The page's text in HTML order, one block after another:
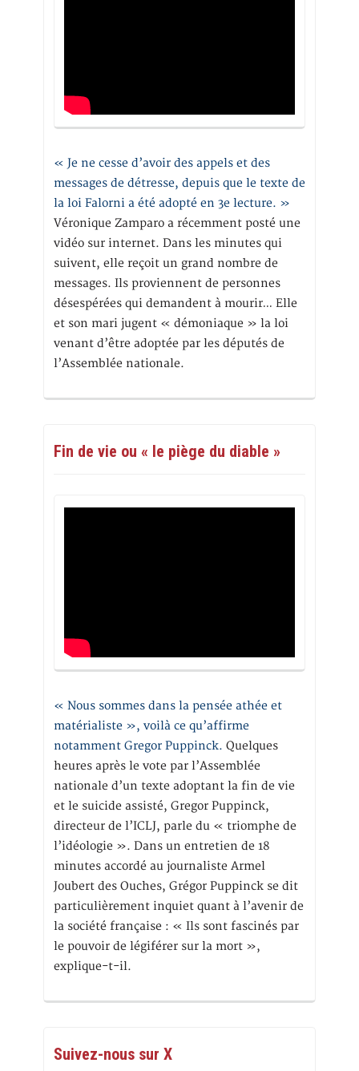
« Je ne cesse d’avoir des appels et des
messages de détresse, depuis que le texte de
la loi Falorni a été adopté en 3e lecture. »
Véronique Zamparo a récemment posté une
vidéo sur internet. Dans les minutes qui
suivent, elle reçoit un grand nombre de
messages. Ils proviennent de personnes
désespérées qui demandent à mourir… Elle
et son mari jugent « démoniaque » la loi
venant d’être adoptée par les députés de
l’Assemblée nationale.
Fin de vie ou « le piège du diable »
« Nous sommes dans la pensée athée et
matérialiste », voilà ce qu’affirme
notamment Gregor Puppinck. Quelques
heures après le vote par l’Assemblée
nationale d’un texte adoptant la fin de vie
et le suicide assisté, Gregor Puppinck,
directeur de l’ICLJ, parle du « triomphe de
l’idéologie ». Dans un entretien de 18
minutes accordé au journaliste Armel
Joubert des Ouches, Grégor Puppinck se dit
particulièrement inquiet quant à l’avenir de
la société française : « Ils sont fascinés par
le pouvoir de légiférer sur la mort »,
explique-t-il.
Suivez-nous sur X